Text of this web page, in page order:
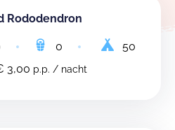
Rododendron
0
50
3,00 p.p. / nacht